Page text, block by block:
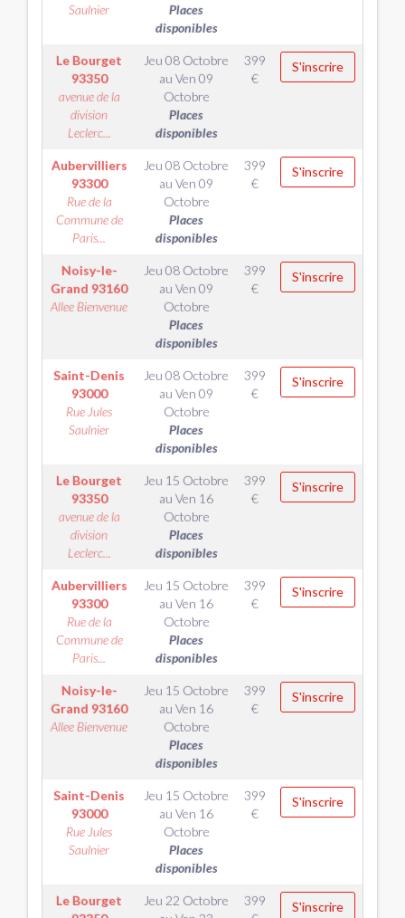
Saulnier
Places
disponibles
Le Bourget
93350
avenue de la
division
Leclerc...
Jeu 08 Octobre
au Ven 09
Octobre
Places
disponibles
399
€
S'inscrire
Aubervilliers
93300
Rue de la
Commune de
Paris...
Jeu 08 Octobre
au Ven 09
Octobre
Places
disponibles
399
€
S'inscrire
Noisy-le-
Grand 93160
Allee Bienvenue
Jeu 08 Octobre
au Ven 09
Octobre
Places
disponibles
399
€
S'inscrire
Saint-Denis
93000
Rue Jules
Saulnier
Jeu 08 Octobre
au Ven 09
Octobre
Places
disponibles
399
€
S'inscrire
Le Bourget
93350
avenue de la
division
Leclerc...
Jeu 15 Octobre
au Ven 16
Octobre
Places
disponibles
399
€
S'inscrire
Aubervilliers
93300
Rue de la
Commune de
Paris...
Jeu 15 Octobre
au Ven 16
Octobre
Places
disponibles
399
€
S'inscrire
Noisy-le-
Grand 93160
Allee Bienvenue
Jeu 15 Octobre
au Ven 16
Octobre
Places
disponibles
399
€
S'inscrire
Saint-Denis
93000
Rue Jules
Saulnier
Jeu 15 Octobre
au Ven 16
Octobre
Places
disponibles
399
€
S'inscrire
Le Bourget
Jeu 22 Octobre
399
S'inscrire